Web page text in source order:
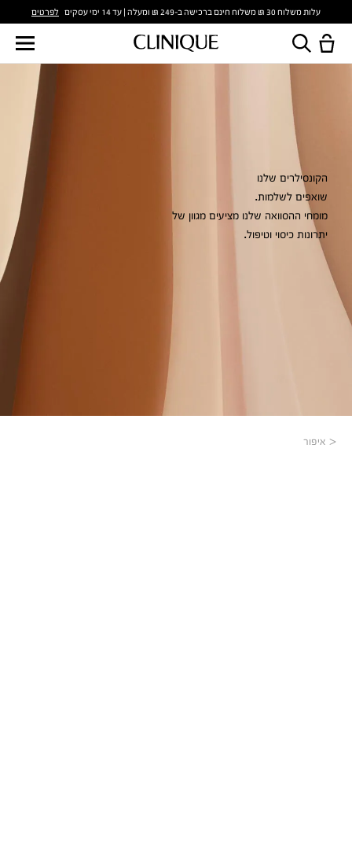
עלות משלוח 30 ₪ משלוח חינם ברכישה ב-249 ₪ ומעלה | עד 14 ימי עסקים לפרטים
הקונסילרים שלנו
שואפים לשלמות.
מומחי ההסוואה שלנו מציעים מגוון של
יתרונות כיסוי וטיפול.
איפור